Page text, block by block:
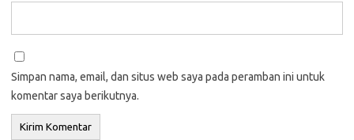
Simpan nama, email, dan situs web saya pada peramban ini untuk
komentar saya berikutnya.